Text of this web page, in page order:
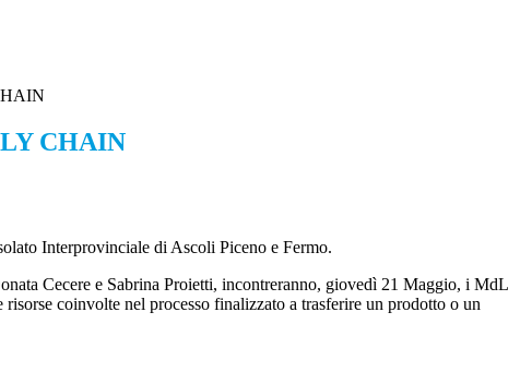
CHAIN
Interprovinciale di Ascoli Piceno e Fermo.
Cecere e Sabrina Proietti, incontreranno, giovedì 21 Maggio, i MdL
coinvolte nel processo finalizzato a trasferire un prodotto o un